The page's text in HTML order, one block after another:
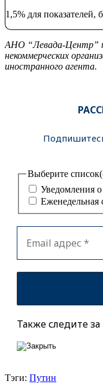
1,5% для показателей,
АНО “Левада-Центр”
некоммерческих
иностранного агента.
Выберите
Уведомления
Еженедельная
Также следите
Тэги: Путин